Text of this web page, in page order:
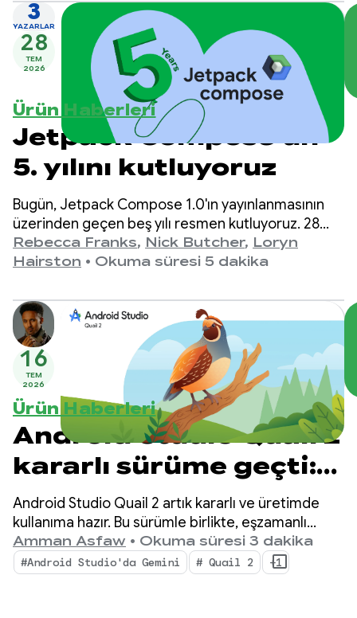
3
YAZARLAR
28
TEM
2026
Ürün Haberleri
Jetpack Compose'un
5. yılını kutluyoruz
Bugün, Jetpack Compose 1.0'ın yayınlanmasının
üzerinden geçen beş yılı resmen kutluyoruz. 28
Temmuz 2021'de duyurulan 1.0 sürümünden en
son 1.11 sürümüne kadar API'lerin yıllar içinde
kutlamak istiyoruz.
Rebecca Franks, Nick Butcher, Loryn
Hairston • Okuma süresi 5 dakika
16
TEM
2026
Ürün Haberleri
Android Studio Quail 2
kararlı sürüme geçti:
Android Studio Yapay
Zeka Aracı ile çoklu
görev
Android Studio Quail 2 artık kararlı ve üretimde
kullanıma hazır. Bu sürümle birlikte, eşzamanlı
yapay zeka destekli iş akışları, yerel olarak entegre
edilmiş bellek sızıntısı profili oluşturma ve bağlama
duyarlı kilitlenme düzeltme gibi özelliklerle
Amman Asfaw • Okuma süresi 3 dakika
#Android Studio'da Gemini # Quail 2 +1